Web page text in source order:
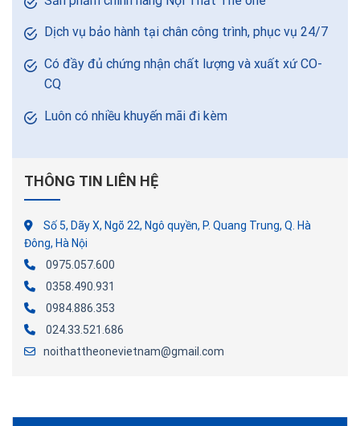
Dịch vụ bảo hành tại chân công trình, phục vụ 24/7
Có đầy đủ chứng nhận chất lượng và xuất xứ CO-
CQ
Luôn có nhiều khuyến mãi đi kèm
THÔNG TIN LIÊN HỆ
Số 5, Dãy X, Ngõ 22, Ngô quyền, P. Quang Trung, Q. Hà
Đông, Hà Nội
0975.057.600
0358.490.931
0984.886.353
024.33.521.686
noithattheonevietnam@gmail.com